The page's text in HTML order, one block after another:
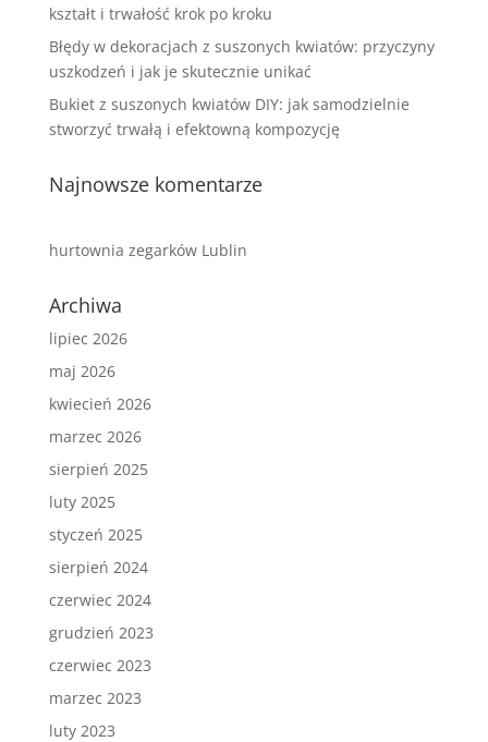
kształt i trwałość krok po kroku
Błędy w dekoracjach z suszonych kwiatów: przyczyny
uszkodzeń i jak je skutecznie unikać
Bukiet z suszonych kwiatów DIY: jak samodzielnie
stworzyć trwałą i efektowną kompozycję
Najnowsze komentarze
hurtownia zegarków Lublin
Archiwa
lipiec 2026
maj 2026
kwiecień 2026
marzec 2026
sierpień 2025
luty 2025
styczeń 2025
sierpień 2024
czerwiec 2024
grudzień 2023
czerwiec 2023
marzec 2023
luty 2023